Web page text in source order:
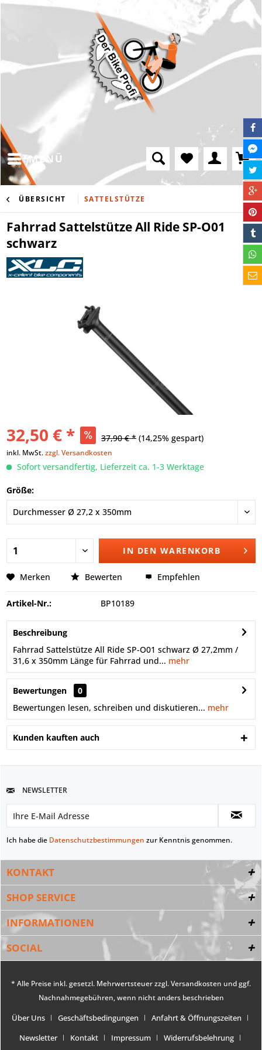
MENÜ
ÜBERSICHT SATTELSTÜTZE
Fahrrad Sattelstütze All Ride SP-O01
schwarz
32,50 € * 37,90 € * (14,25% gespart)
inkl. MwSt.zzgl. Versandkosten
Sofort versandfertig, Lieferzeit ca. 1-3 Werktage
Größe:
IN DEN WARENKORB
Merken Bewerten Empfehlen
Artikel-Nr.: BP10189
Beschreibung
Fahrrad Sattelstütze All Ride SP-O01 schwarz Ø 27,2mm /
31,6 x 350mm Länge für Fahrrad und... mehr
Bewertungen
0
Bewertungen lesen, schreiben und diskutieren... mehr
Kunden kauften auch
NEWSLETTER
Ich habe die Datenschutzbestimmungen zur Kenntnis genommen.
KONTAKT
SHOP SERVICE
INFORMATIONEN
SOCIAL
* Alle Preise inkl. gesetzl. Mehrwertsteuer zzgl.Versandkosten und ggf.
Nachnahmegebühren, wenn nicht anders beschrieben
Über Uns Geschäftsbedingungen
Anfahrt & Öffnungszeiten
Newsletter
Kontakt Impressum Widerrufsbelehrung